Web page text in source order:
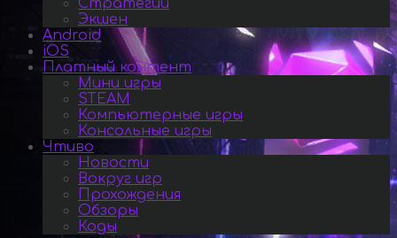
Стратегии
Экшен
Android
iOS
Платный контент
Мини игры
STEAM
Компьютерные игры
Консольные игры
Чтиво
Новости
Вокруг игр
Прохождения
Обзоры
Коды